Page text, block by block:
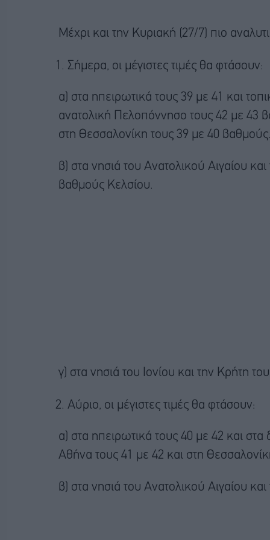
Μέχρι και την Κυριακή (27/7) πιο
Σήμερα, οι μέγιστες τιμές θα φτάσουν:
α) στα ηπειρωτικά τους 39 με 41 και
ανατολική Πελοπόννησο τους 42 με 43
στη Θεσσαλονίκη τους 39 με 40 βαθμούς.
β) στα νησιά του Ανατολικού Αιγαίου
βαθμούς Κελσίου.
γ) στα νησιά του Ιονίου και την Κρήτη
Αύριο, οι μέγιστες τιμές θα φτάσουν:
α) στα ηπειρωτικά τους 40 με 42 και
Αθήνα τους 41 με 42 και στη
β) στα νησιά του Ανατολικού Αιγαίου